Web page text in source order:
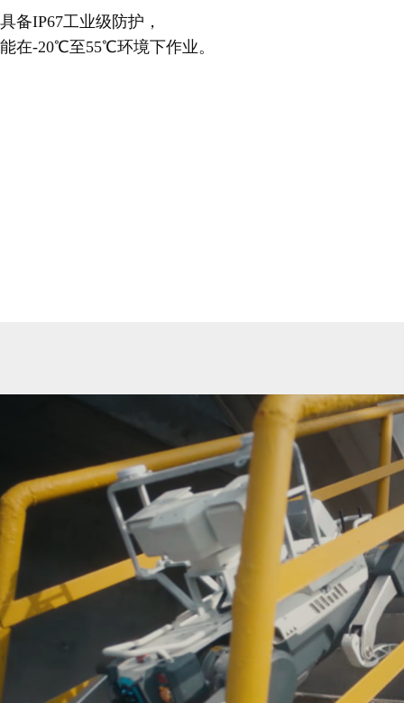
具备IP67工业级防护，
能在-20℃至55℃环境下作业。